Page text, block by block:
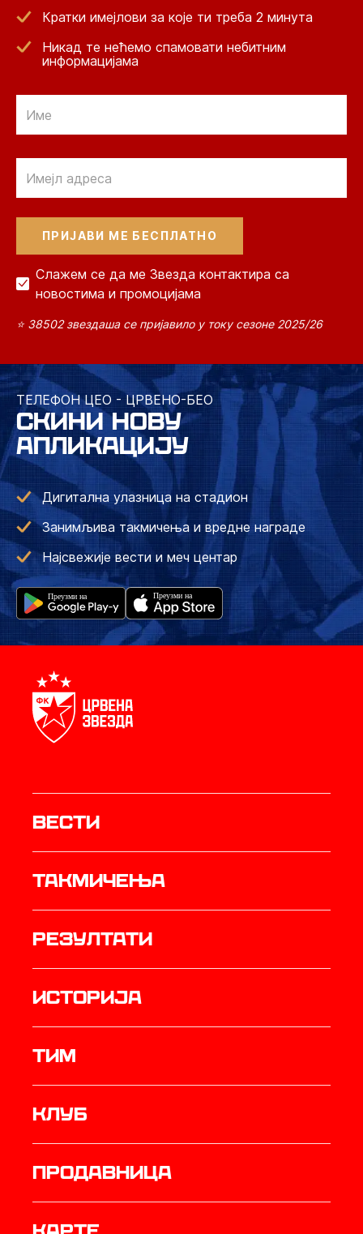
Кратки имејлови за које ти треба 2 минута
Никад те нећемо спамовати небитним
информацијама
Слажем се да ме Звезда контактира са
новостима и промоцијама
⭐ 38502 звездаша се пријавило у току сезоне 2025/26
ТЕЛЕФОН ЦЕО - ЦРВЕНО-БЕО
СКИНИ НОВУ
АПЛИКАЦИЈУ
Дигитална улазница на стадион
Занимљива такмичења и вредне награде
Најсвежије вести и меч центар
Вести
Такмичења
резултати
историја
ТИМ
Клуб
продавница